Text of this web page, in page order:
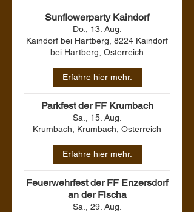
Sunflowerparty Kaindorf
Do., 13. Aug.
Kaindorf bei Hartberg, 8224 Kaindorf
bei Hartberg, Österreich
Erfahre hier mehr.
Parkfest der FF Krumbach
Sa., 15. Aug.
Krumbach, Krumbach, Österreich
Erfahre hier mehr.
Feuerwehrfest der FF Enzersdorf
an der Fischa
Sa., 29. Aug.